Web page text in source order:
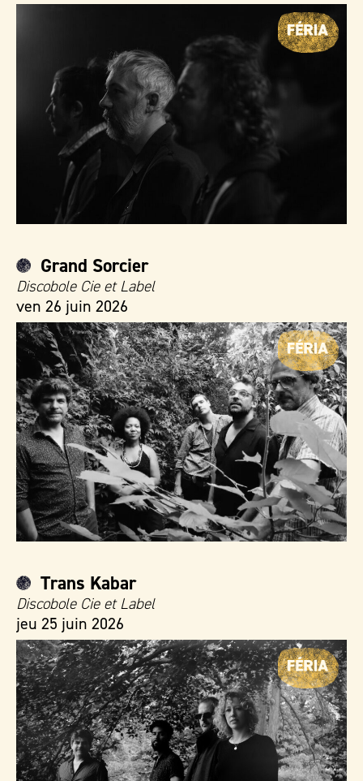
Grand Sorcier
Discobole Cie et Label
ven 26 juin 2026
Trans Kabar
Discobole Cie et Label
jeu 25 juin 2026